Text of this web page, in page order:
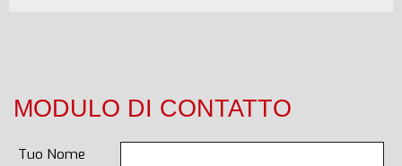
MODULO DI CONTATTO
Tuo Nome